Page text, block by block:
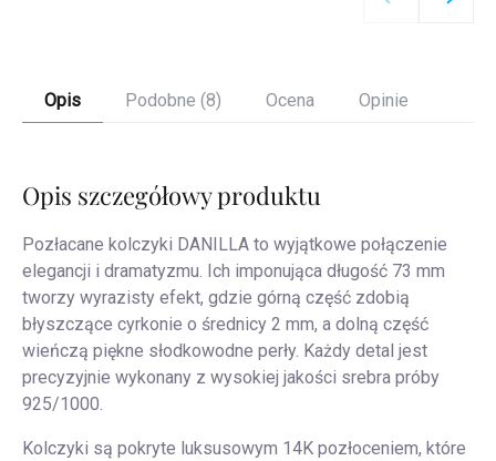
Opis Podobne (8) Ocena Opinie
Opis szczegółowy produktu
Pozłacane kolczyki DANILLA to wyjątkowe połączenie
elegancji i dramatyzmu. Ich imponująca długość 73 mm
tworzy wyrazisty efekt, gdzie górną część zdobią
błyszczące cyrkonie o średnicy 2 mm, a dolną część
wieńczą piękne słodkowodne perły. Każdy detal jest
precyzyjnie wykonany z wysokiej jakości srebra próby
925/1000.
Kolczyki są pokryte luksusowym 14K pozłoceniem, które